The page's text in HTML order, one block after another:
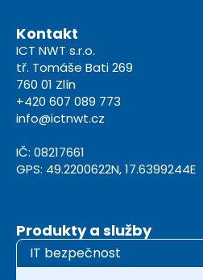
Kontakt
ICT NWT s.r.o.
tř. Tomáše Bati 269
760 01 Zlín
+420 607 089 773
info@ictnwt.cz
IČ: 08217661
GPS: 49.2200622N, 17.6399244E
Produkty a služby
IT bezpečnost